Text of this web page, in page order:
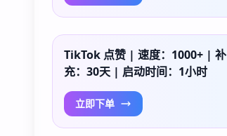
TikTok 点赞 | 速度：1000+ | 补
充：30天 | 启动时间：1小时
立即下单